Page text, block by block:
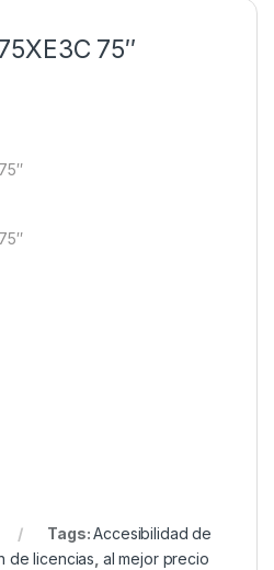
75″
Tags:Accesibilidad de
de licencias al mejor precio